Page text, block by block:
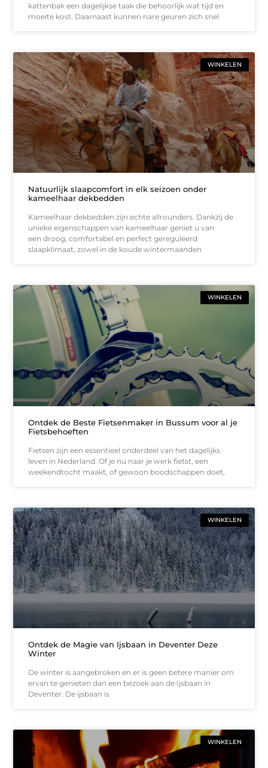
kattenbak een dagelijkse taak die behoorlijk wat tijd en
moeite kost. Daarnaast kunnen nare geuren zich snel
WINKELEN
Natuurlijk slaapcomfort in elk seizoen onder
kameelhaar dekbedden
Kameelhaar dekbedden zijn echte allrounders. Dankzij de
unieke eigenschappen van kameelhaar geniet u van
een droog, comfortabel en perfect gereguleerd
slaapklimaat, zowel in de koude wintermaanden
WINKELEN
Ontdek de Beste Fietsenmaker in Bussum voor al je
Fietsbehoeften
Fietsen zijn een essentieel onderdeel van het dagelijks
leven in Nederland. Of je nu naar je werk fietst, een
weekendtocht maakt, of gewoon boodschappen doet,
WINKELEN
Ontdek de Magie van Ijsbaan in Deventer Deze
Winter
De winter is aangebroken en er is geen betere manier om
ervan te genieten dan een bezoek aan de Ijsbaan in
Deventer. De ijsbaan is
WINKELEN